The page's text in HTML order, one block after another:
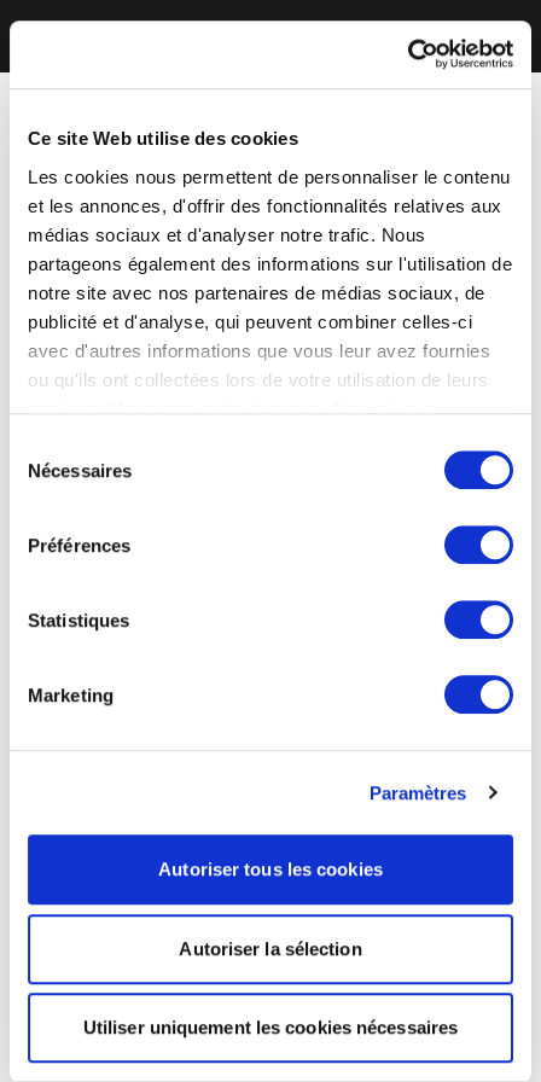
Ce site Web utilise des cookies
Les cookies nous permettent de personnaliser le contenu
et les annonces, d'offrir des fonctionnalités relatives aux
médias sociaux et d'analyser notre trafic. Nous
partageons également des informations sur l'utilisation de
notre site avec nos partenaires de médias sociaux, de
publicité et d'analyse, qui peuvent combiner celles-ci
avec d'autres informations que vous leur avez fournies
ou qu'ils ont collectées lors de votre utilisation de leurs
Nécessaires
Préférences
Statistiques
Marketing
Paramètres
Autoriser tous les cookies
Autoriser la sélection
Utiliser uniquement les cookies nécessaires